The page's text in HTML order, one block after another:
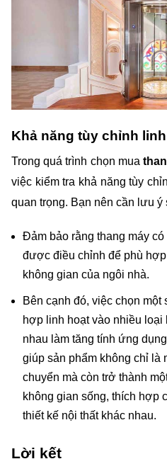
Khả năng tùy chỉnh
Trong quá trình chọn mua
việc kiểm tra khả năng tùy
quan trọng. Bạn nên cần lưu ý
Đảm bảo rằng thang máy
được điều chỉnh để phù
không gian của ngôi nhà.
Bên cạnh đó, việc chọn một
hợp linh hoạt vào nhiều loại
nhau làm tăng tính ứng
giúp sản phẩm không chỉ là
chuyển mà còn trở thành
không gian sống, thích hợp
thiết kế nội thất khác nhau.
Lời kết